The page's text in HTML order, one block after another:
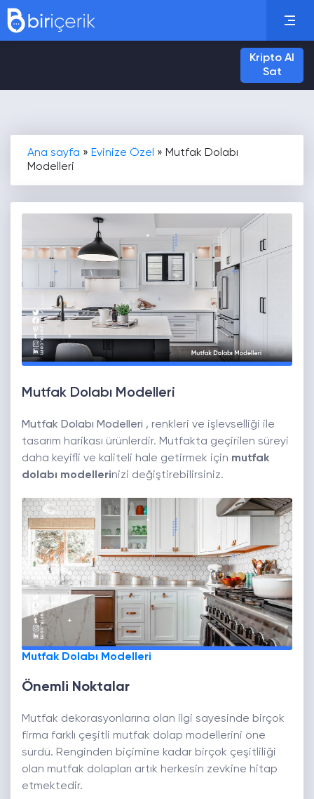
Kripto Al
Sat
Ana sayfa » Evinize Özel » Mutfak Dolabı
Modelleri
Mutfak Dolabı Modelleri
Mutfak Dolabı Modelleri , renkleri ve işlevselliği ile
tasarım harikası ürünlerdir. Mutfakta geçirilen süreyi
daha keyifli ve kaliteli hale getirmek için mutfak
dolabı modellerinizi değiştirebilirsiniz.
Mutfak Dolabı Modelleri
Önemli Noktalar
Mutfak dekorasyonlarına olan ilgi sayesinde birçok
firma farklı çeşitli mutfak dolap modellerini öne
sürdü. Renginden biçimine kadar birçok çeşitliliği
olan mutfak dolapları artık herkesin zevkine hitap
etmektedir.